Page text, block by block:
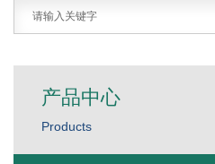
产品中心
Products